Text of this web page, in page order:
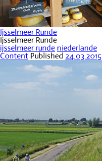
Ijsselmeer Runde
Ijsselmeer Runde
ijsselmeer runde niederlande
Content Published 24.03.2015